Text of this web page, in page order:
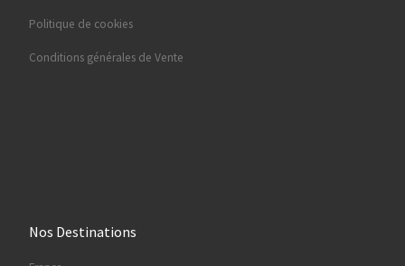
Politique de cookies
Conditions générales de Vente
Nos Destinations